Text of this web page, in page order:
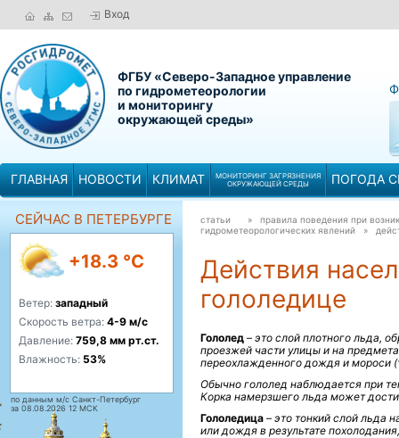
Вход
ФГБУ «Северо-Западное управление
по гидрометеорологии
и мониторингу
окружающей среды»
ГЛАВНАЯ НОВОСТИ КЛИМАТ
МОНИТОРИНГ ЗАГРЯЗНЕНИЯ
ОКРУЖАЮЩЕЙ СРЕДЫ
ПОГОДА
СЕЙЧАС В ПЕТЕРБУРГЕ
+18.3 °C
Ветер: западный
Скорость ветра: 4-9 м/с
Давление: 759,8 мм рт.ст.
Влажность: 53%
по данным м/с Санкт-Петербург
за 08.08.2026 12 МСК
статьи
» правила поведения при
гидрометеорологических явлений »
Действия
гололедице
Гололед – это слой плотного льда,
проезжей части улицы и на
переохлажденного дождя и мороси
Обычно гололед наблюдается при
Корка намерзшего льда может
Гололедица – это тонкий слой льда
или дождя в результате